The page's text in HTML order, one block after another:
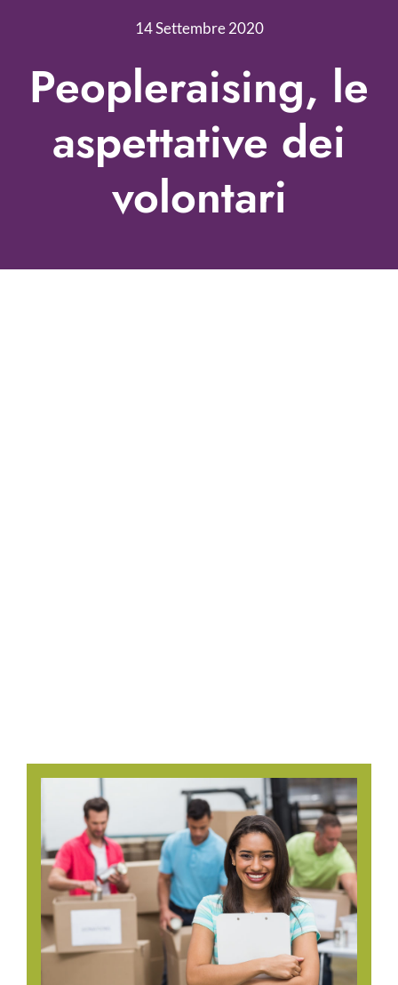
Nonprofit Blog
Libri
Fundraising Academy
Multimedia
Come contattarci
14 Settembre 2020
Peopleraising, le
aspettative dei
volontari